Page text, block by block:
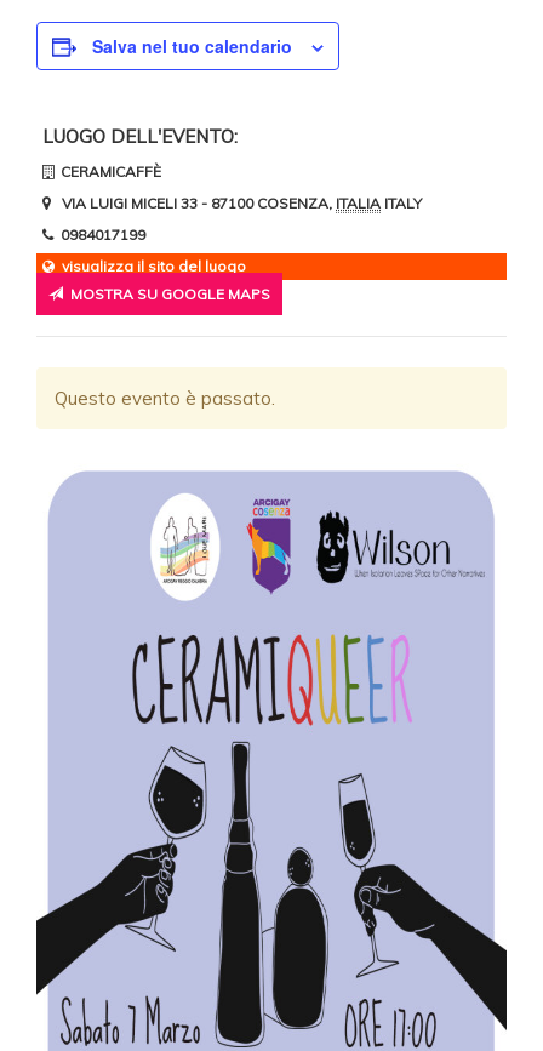
Salva nel tuo calendario
LUOGO DELL'EVENTO:
CERAMICAFFÈ
VIA LUIGI MICELI 33 - 87100 COSENZA, ITALIA ITALY
0984017199
visualizza il sito del luogo
MOSTRA SU GOOGLE MAPS
Questo evento è passato.